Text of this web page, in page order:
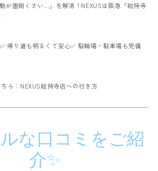
が面倒くさい…」を解消！ NEXUSは阪急「総持寺
✅ 帰り道も明るくて安心✅ 駐輪場・駐車場も完備
ら： NEXUS総持寺店への行き方
な口コミをご紹
介✨